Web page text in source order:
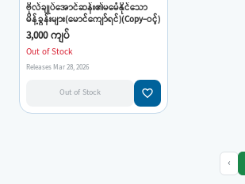
ဗိုလ်ချုပ်အောင်ဆန်း၏မမေံနိုင်သော
မိန့်ခွန်းများ(မောင်ကျော်ရင်)(Copy-ဝင့်)
3,000 ကျပ်
Out of Stock
Releases Mar 28, 2026
Out of Stock favorite_border
‹